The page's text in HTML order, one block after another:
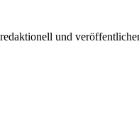
und